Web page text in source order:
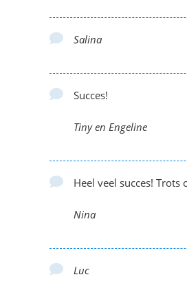
Salina
Succes!
Tiny en Engeline
Heel veel succes! Trots
Nina
Luc